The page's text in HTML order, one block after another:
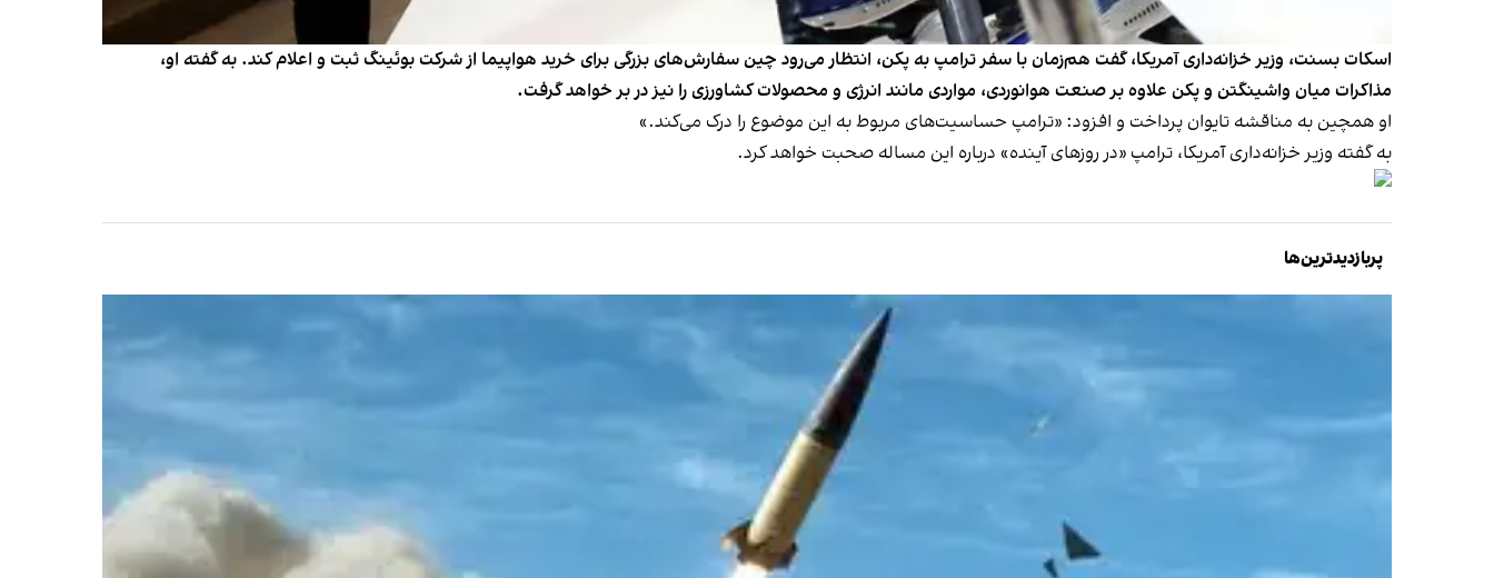
اسکات بسنت، وزیر خزانه‌داری آمریکا، گفت هم‌زمان با سفر ترامپ به پکن، انتظار می‌رود چین سفارش‌های بزرگی برای خرید هواپیما از شرکت بوئینگ ثبت و اعلام کند. به گفته او،
مذاکرات میان واشینگتن و پکن علاوه بر صنعت هوانوردی، مواردی مانند انرژی و محصولات کشاورزی را نیز در بر خواهد گرفت.
او همچین به مناقشه تایوان پرداخت و افزود: «ترامپ حساسیت‌های مربوط به این موضوع را درک می‌کند.»
به گفته وزیر خزانه‌داری آمریکا، ترامپ «در روزهای آینده» درباره این مساله صحبت خواهد کرد.
پربازدیدترین‌ها